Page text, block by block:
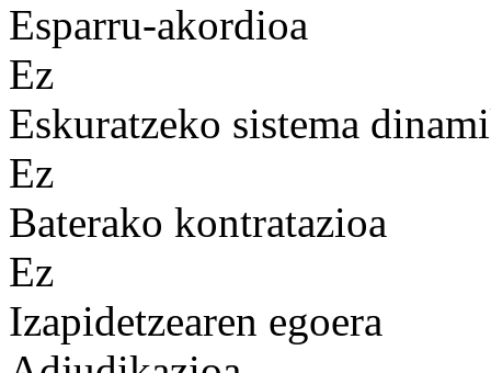
Esparru-akordioa
Ez
Eskuratzeko sistema
Ez
Baterako kontratazioa
Ez
Izapidetzearen egoera